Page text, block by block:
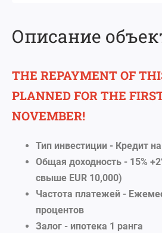
Описание
THE REPAYMENT OF
PLANNED FOR THE
NOVEMBER!
Тип инвестиции - Кредит
Общая доходность - 15%
свыше EUR 10,000)
Частота платежей -
процентов
Залог - ипотека 1 ранга